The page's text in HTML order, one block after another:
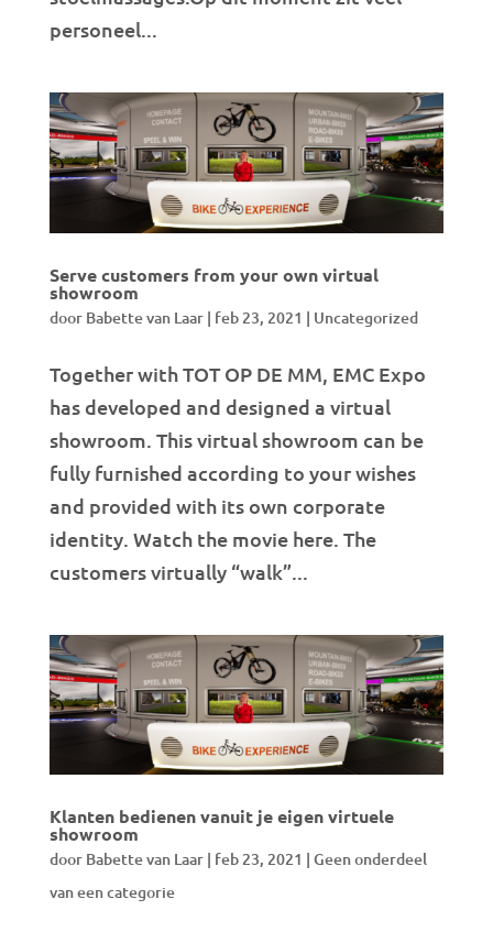
personeel...
Serve customers from your own virtual
showroom
door Babette van Laar| feb 23, 2021 | Uncategorized
Together with TOT OP DE MM, EMC Expo
has developed and designed a virtual
showroom. This virtual showroom can be
fully furnished according to your wishes
and provided with its own corporate
identity. Watch the movie here. The
customers virtually “walk”...
Klanten bedienen vanuit je eigen virtuele
showroom
door Babette van Laar| feb 23, 2021 | Geen onderdeel
van een categorie